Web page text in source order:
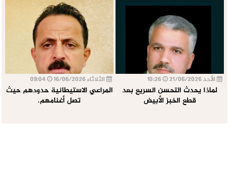
الأحد 21/06/2026
لماذا يحدث التحسن السريع بعد
قطع الخبز الأبيض
الثلاثاء 16/06/2026
المراعي الاستيطانية حدودهم حيث
تصل أغنامهم.